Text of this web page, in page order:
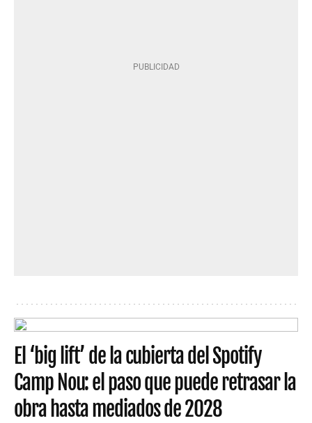
El ‘big lift’ de la cubierta del Spotify
Camp Nou: el paso que puede retrasar la
obra hasta mediados de 2028